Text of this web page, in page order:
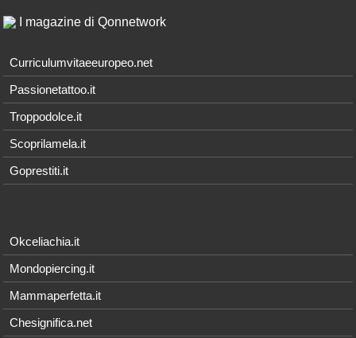
I magazine di Qonnetwork
Curriculumvitaeeuropeo.net
Passionetattoo.it
Troppodolce.it
Scoprilamela.it
Goprestiti.it
Okceliachia.it
Mondopiercing.it
Mammaperfetta.it
Chesignifica.net